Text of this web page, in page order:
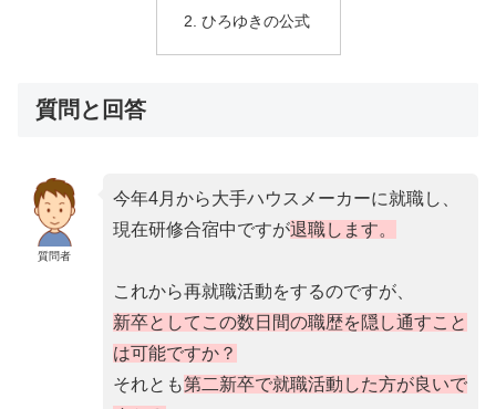
ひろゆきの公式
質問と回答
質問者
今年4月から大手ハウスメーカーに就職し、
現在研修合宿中ですが退職します。
これから再就職活動をするのですが、
新卒としてこの数日間の職歴を隠し通すこと
は可能ですか？
それとも第二新卒で就職活動した方が良いで